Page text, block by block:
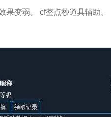
变弱。 cf整点秒道具辅助。